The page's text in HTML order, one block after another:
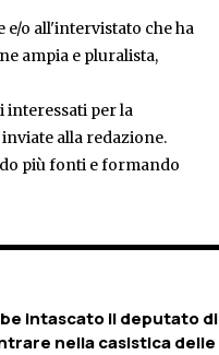
o all'intervistato che ha
ampia e pluralista,
interessati per la
alla redazione.
più fonti e formando
intascato il deputato di
nella casistica delle